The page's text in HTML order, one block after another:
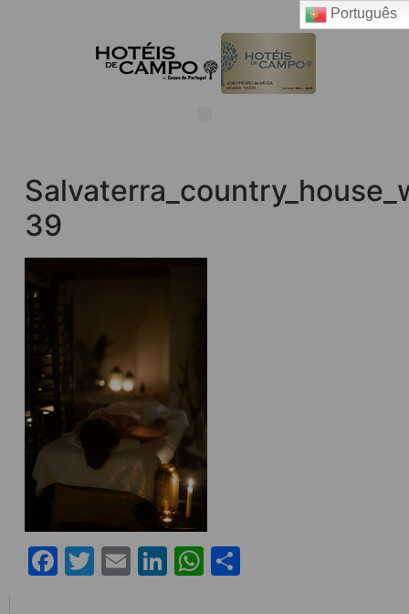
39
Facebook
Twitter
EmailLinkedIn
WhatsApp
Português